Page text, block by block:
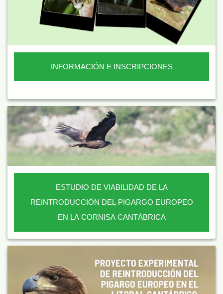
INFORMACIÓN E INSCRIPCIONES
ESTUDIO DE VIABILIDAD DE LA
REINTRODUCCIÓN DEL PIGARGO EUROPEO
EN LA CORNISA CANTÁBRICA